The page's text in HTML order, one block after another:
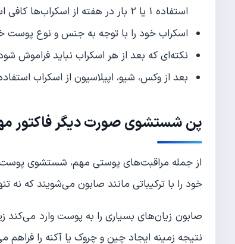
استفاده 1 یا 2 بار در هفته از اسکراب‌ها کافی است. به عبارتی اسکراب روزانه ممنوع است.
اسکراب خود را با توجه به جنس و نوع پوست
نکته‌ای که بعد از هر اسکراب نباید فراموش
بعد از وکس، شیو، اپیلاسیون از اسکراب
پن شستشوی صورت دیگر فاکتور
از جمله مراقبت‌های پوستی مهم، شستشوی پوست
خود را با ترکیباتی مانند صابون می‌شویند که
صابون زیان‌های بسیاری را به پوست وارد می‌کند
نتیجه زمینه ایجاد چین و چروک یا آکنه را فراهم